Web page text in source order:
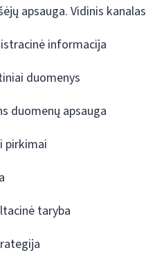
apsauga. Vidinis kanalas
informacija
duomenys
duomenų apsauga
pirkimai
taryba